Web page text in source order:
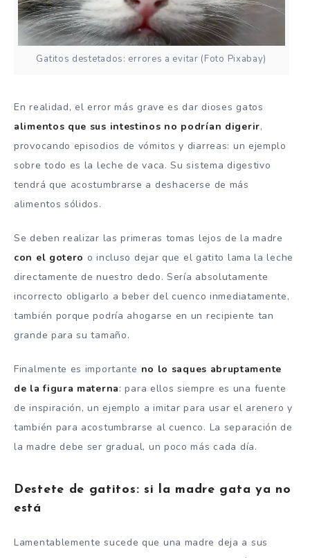
Gatitos destetados: errores a evitar (Foto Pixabay)
En realidad, el error más grave es dar dioses gatos
alimentos que sus intestinos no podrían digerir,
provocando episodios de vómitos y diarreas: un ejemplo
sobre todo es la leche de vaca. Su sistema digestivo
tendrá que acostumbrarse a deshacerse de más
alimentos sólidos.
Se deben realizar las primeras tomas lejos de la madre
con el gotero o incluso dejar que el gatito lama la leche
directamente de nuestro dedo. Sería absolutamente
incorrecto obligarlo a beber del cuenco inmediatamente,
también porque podría ahogarse en un recipiente tan
grande para su tamaño.
Finalmente es importante no lo saques abruptamente
de la figura materna: para ellos siempre es una fuente
de inspiración, un ejemplo a imitar para usar el arenero y
también para acostumbrarse al cuenco. La separación de
la madre debe ser gradual, un poco más cada día.
Destete de gatitos: si la madre gata ya no
está
Lamentablemente sucede que una madre deja a sus